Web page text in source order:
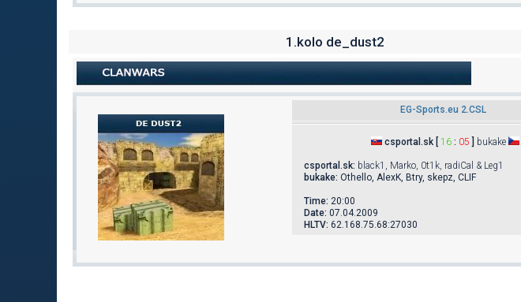
1.kolo de_dust2
EG-Sports.eu 2.CSL
csportal.sk [ 16: 05 bukake
csportal.sk: black1, Marko, 0t1k, radiCal & Leg1
bukake: Othello, AlexK, Btry, skepz, CLIF
Time: 20:00
Date: 07.04.2009
HLTV: 62.168.75.68:27030